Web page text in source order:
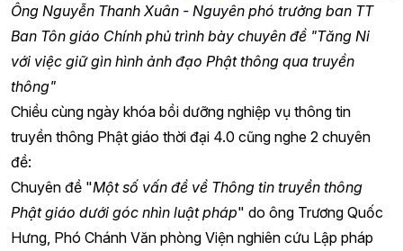
Ông Nguyễn Thanh Xuân - Nguyên phó trưởng ban TT
Ban Tôn giáo Chính phủ trình bày chuyên đề "Tăng Ni
với việc giữ gìn hình ảnh đạo Phật thông qua truyền
thông"
Chiều cùng ngày khóa bồi dưỡng nghiệp vụ thông tin
truyền thông Phật giáo thời đại 4.0 cũng nghe 2 chuyên
đề:
Chuyên đề "Một số vấn đề về Thông tin truyền thông
Phật giáo dưới góc nhìn luật pháp" do ông Trương Quốc
Hưng, Phó Chánh Văn phòng Viện nghiên cứu Lập pháp